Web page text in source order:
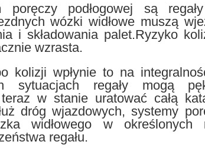
poręczy podłogowej są
wózki widłowe muszą
i składowania palet.Ryzyko
wzrasta.
kolizji wpłynie to na
sytuacjach regały mogą
w stanie uratować całą
dróg wjazdowych, systemy
widłowego w określonych
regału.